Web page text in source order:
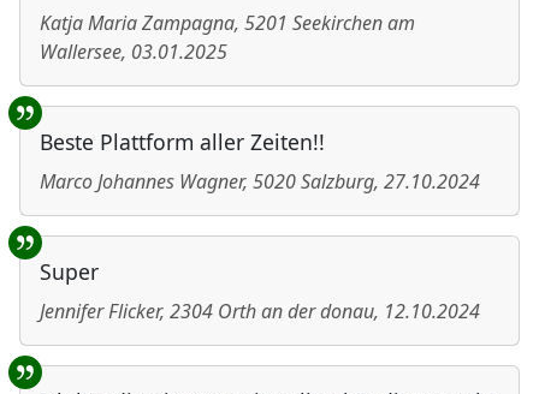
Katja Maria Zampagna, 5201 Seekirchen am
Wallersee, 03.01.2025
Beste Plattform aller Zeiten!!
Marco Johannes Wagner, 5020Salzburg, 27.10.2024
Super
Jennifer Flicker, 2304 Orth an der donau, 12.10.2024